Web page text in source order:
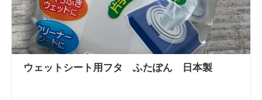
ウェットシート用フタ ふたぽん 日本製